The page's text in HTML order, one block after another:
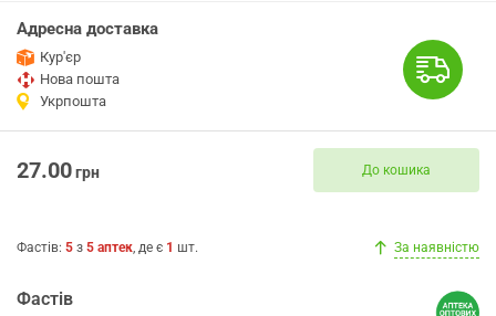
Адресна доставка
Кур'єр
Нова пошта
Укрпошта
27.00грн До кошика
Фастів: 5 з 5 аптек, де є 1 шт. За наявністю
Фастів